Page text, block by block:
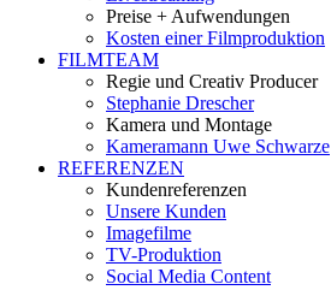
Preise + Aufwendungen
Kosten einer Filmproduktion
FILMTEAM
Regie und Creativ Producer
Stephanie Drescher
Kamera und Montage
Kameramann Uwe Schwarze
REFERENZEN
Kundenreferenzen
Unsere Kunden
Imagefilme
TV-Produktion
Social Media Content